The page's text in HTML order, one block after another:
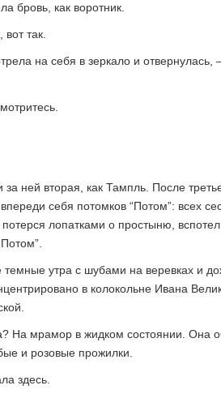
бровь, как воротник.
так.
на себя в зеркало и отвернулась,
ней вторая, как Тампль. После
себя потомков “Потом”: всех
лопатками о простыню, вспотел
темные утра с шубами на веревках и
в колокольне Ивана
На мрамор в жидком состоянии. Она
и розовые прожилки.
здесь.